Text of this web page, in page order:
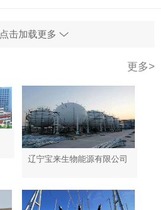
点击加载更多
更多>
辽宁宝来生物能源有限公司